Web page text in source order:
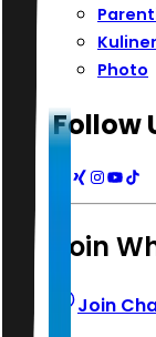
Kuliner
Photo
Follow
Join
Join